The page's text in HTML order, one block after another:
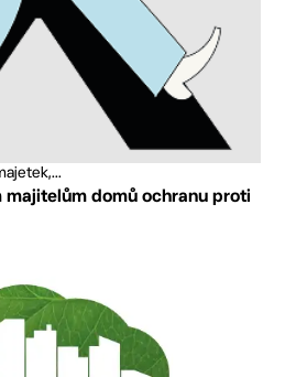
majitelům domů ochranu proti